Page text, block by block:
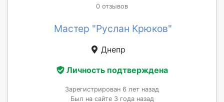
0 отзывов
Мастер "Руслан Крюков"
Днепр
Личность подтверждена
Зарегистрирован 6 лет назад
Был на сайте 3 года назад